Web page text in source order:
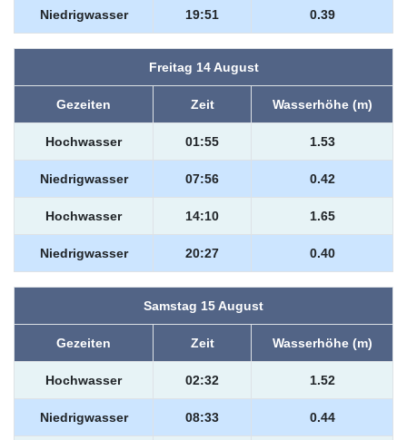
Niedrigwasser 19:51 0.39
Freitag 14 August
Gezeiten Zeit Wasserhöhe (m)
Hochwasser 01:55 1.53
Niedrigwasser 07:56 0.42
Hochwasser 14:10 1.65
Niedrigwasser 20:27 0.40
Samstag 15 August
Gezeiten Zeit Wasserhöhe (m)
Hochwasser 02:32 1.52
Niedrigwasser 08:33 0.44